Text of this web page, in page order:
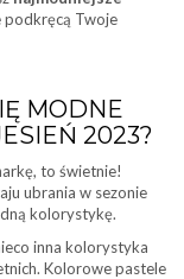
podkręcą Twoje
MODNE
2023?
to świetnie!
ubrania w sezonie
kolorystykę.
inna kolorystyka
Kolorowe pastele